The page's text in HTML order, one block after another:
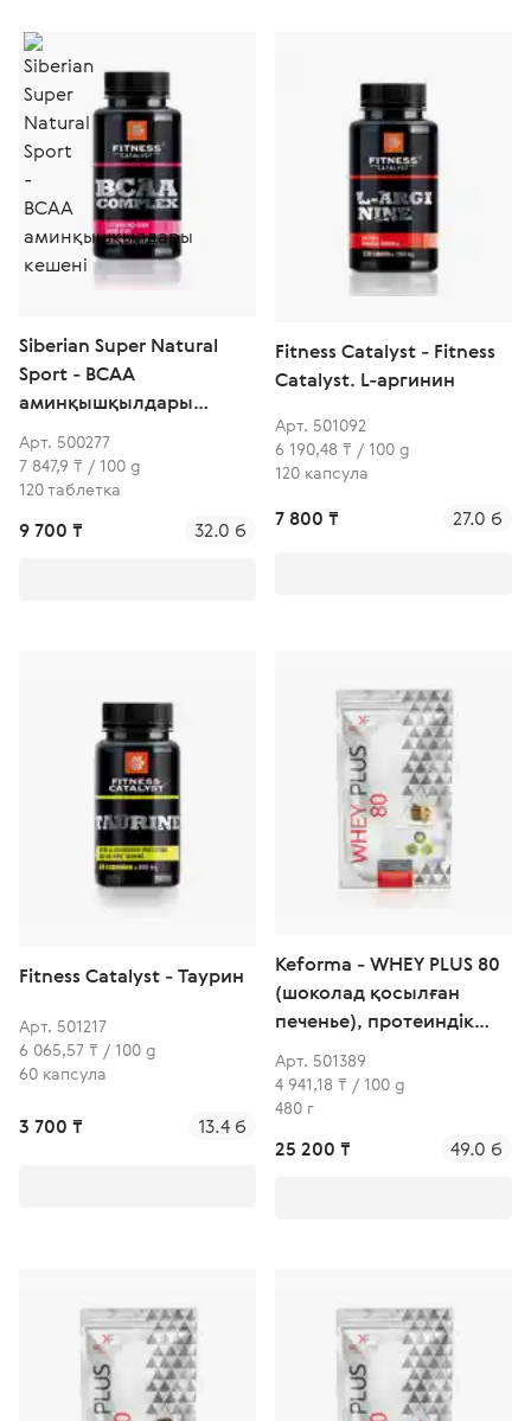
Siberian Super Natural
Sport - ВСАА
аминқышқылдары
кешені
Арт. 500277
7 847,9 ₸ / 100 g
120 таблетка
9 700 ₸ 32.0 б
Fitness Catalyst - Fitness
Catalyst. L-аргинин
Арт. 501092
6 190,48 ₸ / 100 g
120 капсула
7 800 ₸ 27.0 б
Fitness Catalyst - Таурин
Арт. 501217
6 065,57 ₸ / 100 g
60 капсула
3 700 ₸ 13.4 б
Keforma - WHEY PLUS 80
(шоколад қосылған
печенье), протеиндік
коктейль
Арт. 501389
4 941,18 ₸ / 100 g
480 г
25 200 ₸ 49.0 б